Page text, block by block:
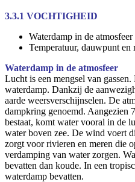
3.3.1 VOCHTIGHEID
Waterdamp in de atmosfeer
Temperatuur, dauwpunt en
Waterdamp in de atmosfeer
Lucht is een mengsel van gassen.
waterdamp. Dankzij de
aarde weersverschijnselen. De
dampkring genoemd. Aangezien
bestaat, komt water vooral in de
water boven zee. De wind voert
zorgt voor rivieren en meren die
verdamping van water zorgen.
bevatten dan koude. In een
waterdamp bevatten.